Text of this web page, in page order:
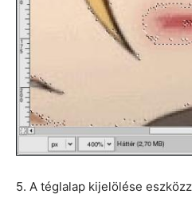
5. A téglalap kijelölése